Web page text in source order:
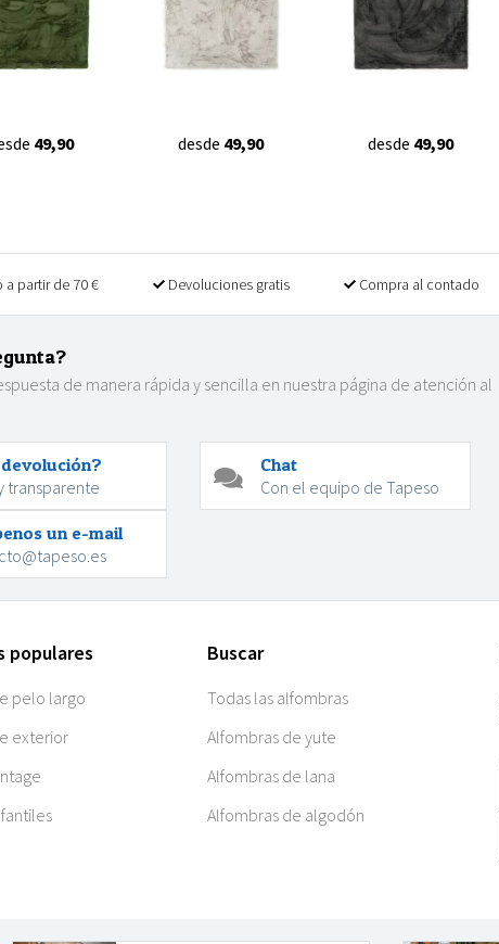
49,90 desde 49,90 desde 49,90
a partir de 70 € Devoluciones gratis Compra al contado
de manera rápida y sencilla en nuestra página de atención al
devolución?
transparente
Chat
Con el equipo de Tapeso
un e-mail
populares
pelo largo
exterior
Buscar
Todas las alfombras
Alfombras de yute
Alfombras de lana
Alfombras de algodón